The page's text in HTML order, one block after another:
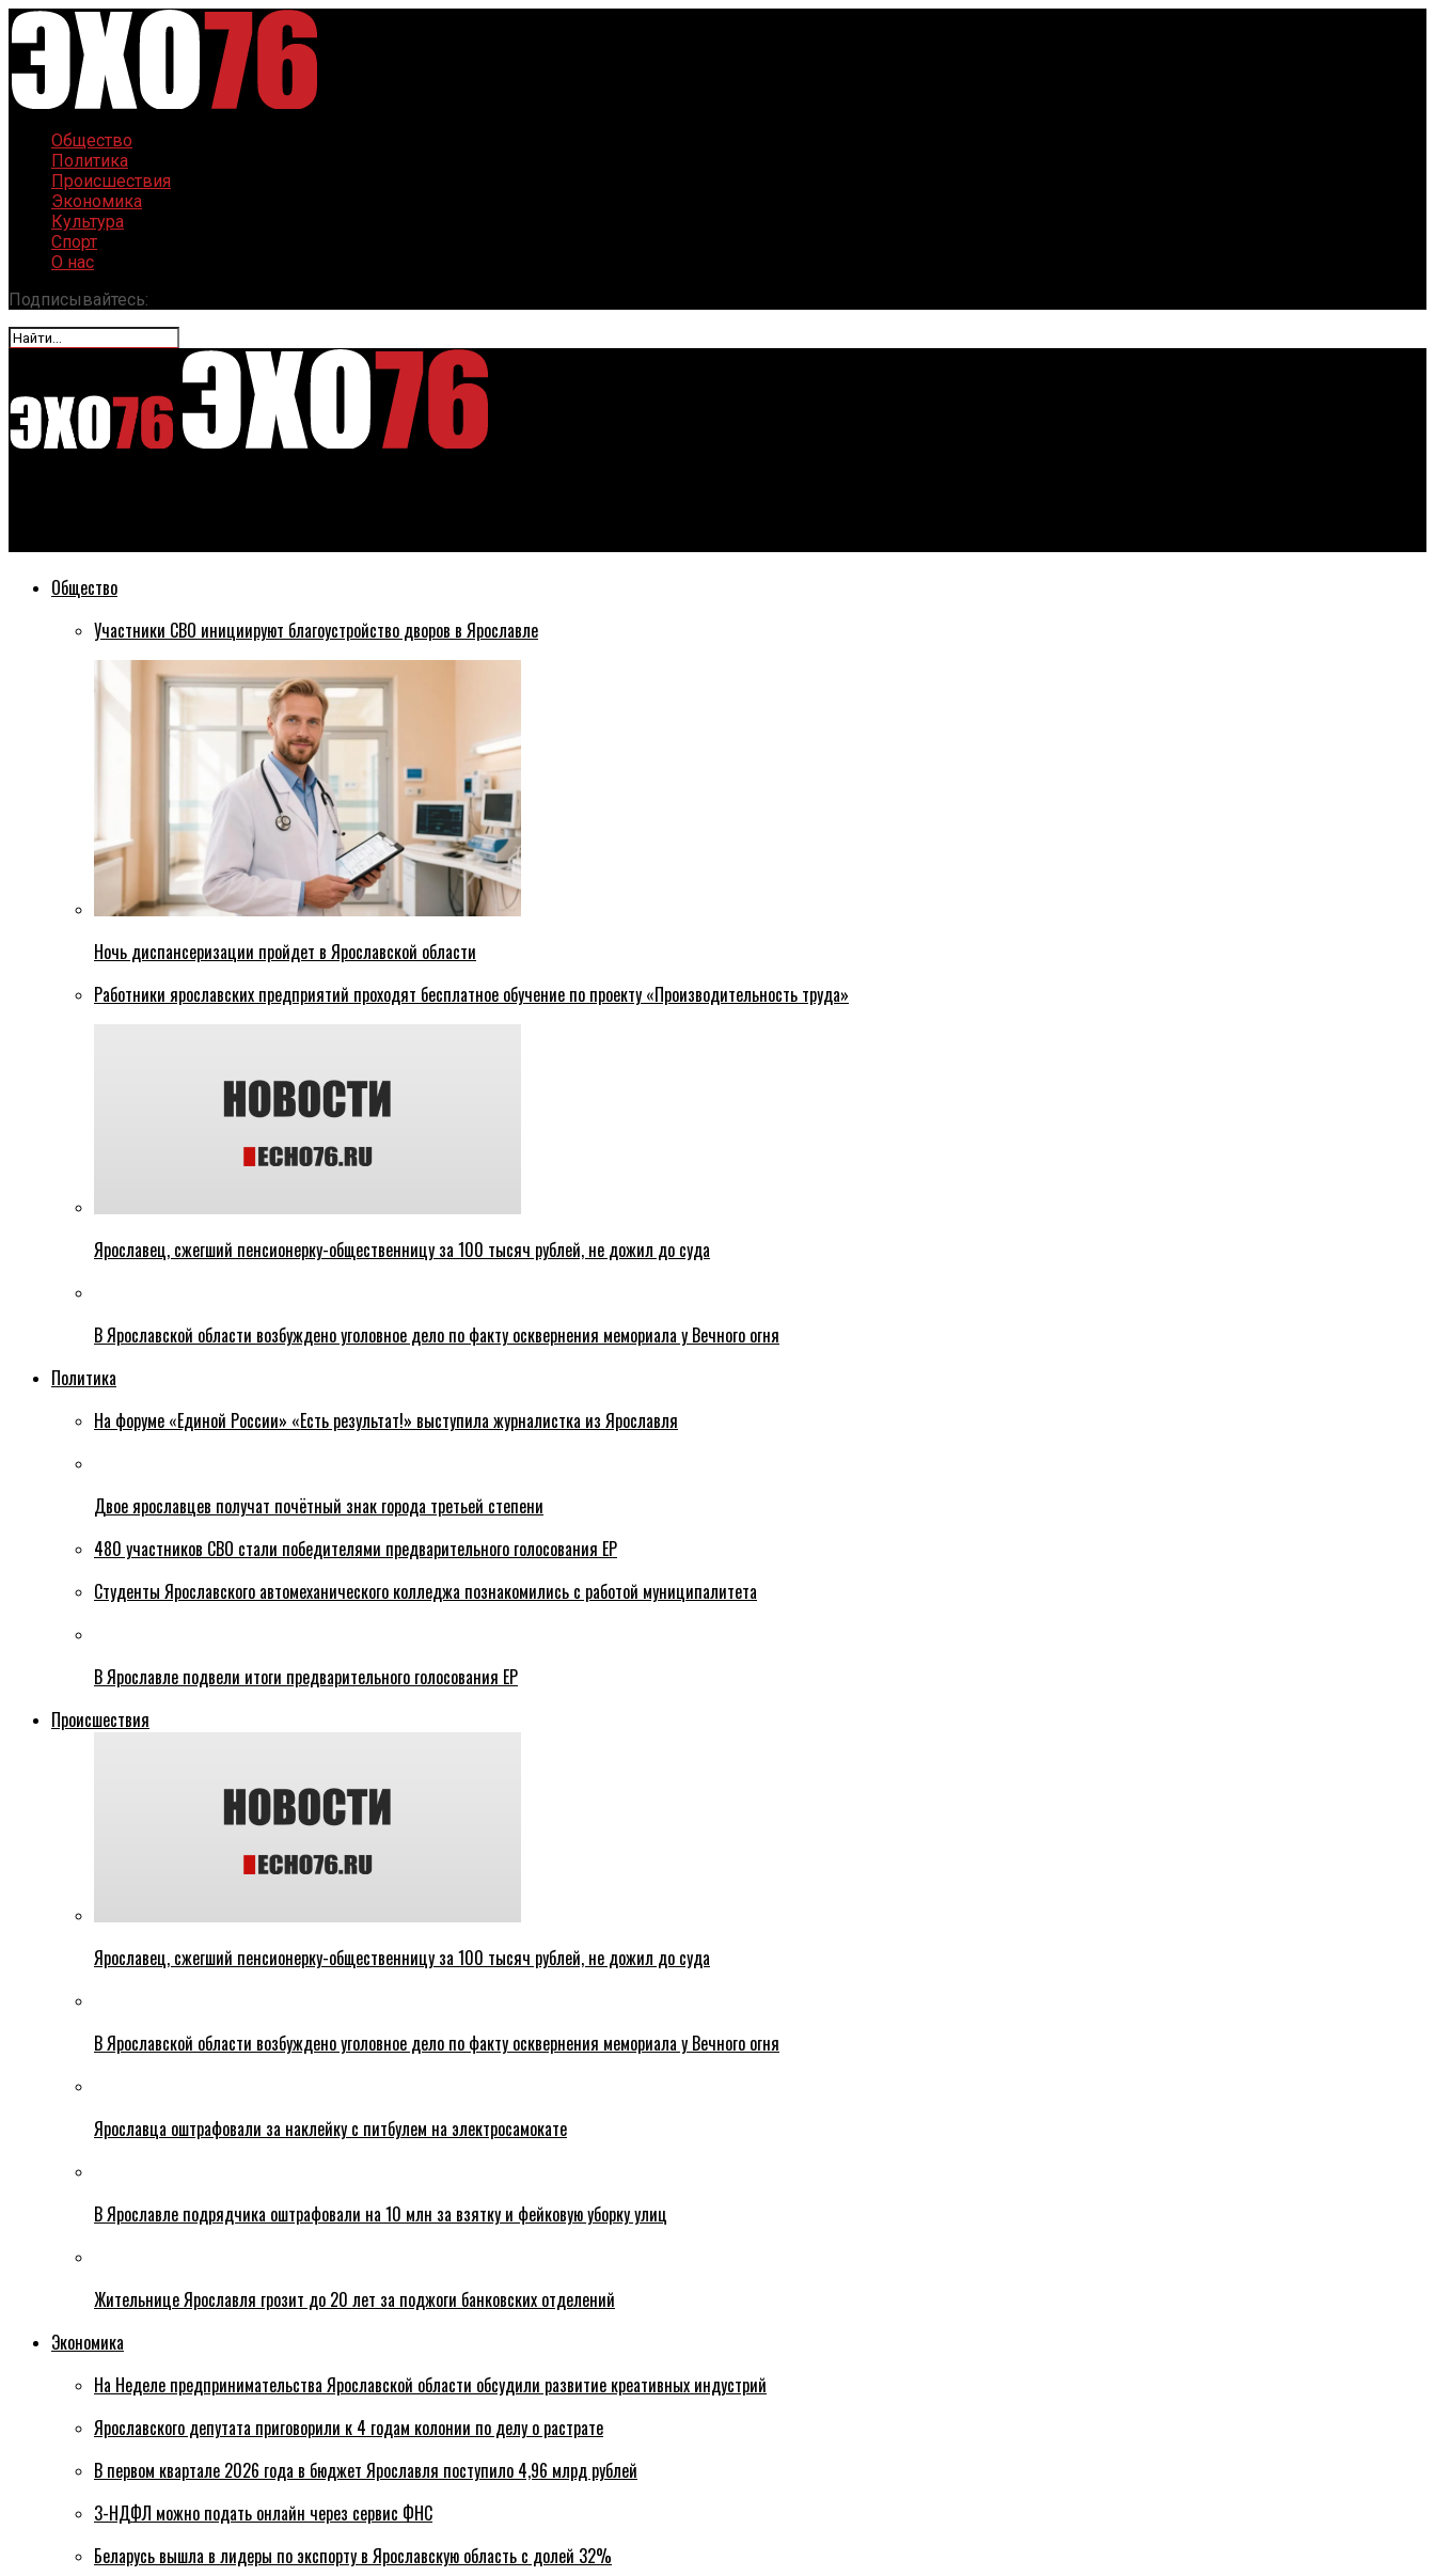
Общество
Политика
Происшествия
Экономика
Культура
Спорт
О нас
Подписывайтесь:
Общество
Участники СВО инициируют благоустройство дворов в Ярославле
Ночь диспансеризации пройдет в Ярославской области
Работники ярославских предприятий проходят бесплатное обучение по проекту «Производительность труда»
Ярославец, сжегший пенсионерку-общественницу за 100 тысяч рублей, не дожил до суда
В Ярославской области возбуждено уголовное дело по факту осквернения мемориала у Вечного огня
Политика
На форуме «Единой России» «Есть результат!» выступила журналистка из Ярославля
Двое ярославцев получат почётный знак города третьей степени
480 участников СВО стали победителями предварительного голосования ЕР
Студенты Ярославского автомеханического колледжа познакомились с работой муниципалитета
В Ярославле подвели итоги предварительного голосования ЕР
Происшествия
Ярославец, сжегший пенсионерку-общественницу за 100 тысяч рублей, не дожил до суда
В Ярославской области возбуждено уголовное дело по факту осквернения мемориала у Вечного огня
Ярославца оштрафовали за наклейку с питбулем на электросамокате
В Ярославле подрядчика оштрафовали на 10 млн за взятку и фейковую уборку улиц
Жительнице Ярославля грозит до 20 лет за поджоги банковских отделений
Экономика
На Неделе предпринимательства Ярославской области обсудили развитие креативных индустрий
Ярославского депутата приговорили к 4 годам колонии по делу о растрате
В первом квартале 2026 года в бюджет Ярославля поступило 4,96 млрд рублей
3-НДФЛ можно подать онлайн через сервис ФНС
Беларусь вышла в лидеры по экспорту в Ярославскую область с долей 32%